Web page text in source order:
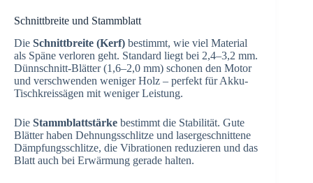
Schnittbreite und Stammblatt
Die Schnittbreite (Kerf) bestimmt, wie viel Material
als Späne verloren geht. Standard liegt bei 2,4–3,2 mm.
Dünnschnitt-Blätter (1,6–2,0 mm) schonen den Motor
und verschwenden weniger Holz – perfekt für Akku-
Tischkreissägen mit weniger Leistung.
Die Stammblattstärke bestimmt die Stabilität. Gute
Blätter haben Dehnungsschlitze und lasergeschnittene
Dämpfungsschlitze, die Vibrationen reduzieren und das
Blatt auch bei Erwärmung gerade halten.